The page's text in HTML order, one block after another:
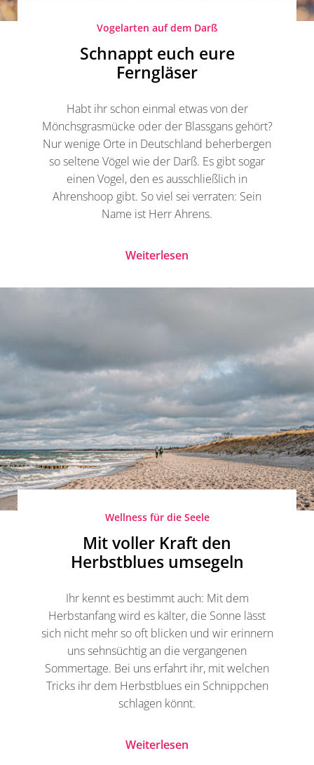
Vogelarten auf dem Darß
Schnappt euch eure
Ferngläser
Habt ihr schon einmal etwas von der
Mönchsgrasmücke oder der Blassgans gehört?
Nur wenige Orte in Deutschland beherbergen
so seltene Vögel wie der Darß. Es gibt sogar
einen Vogel, den es ausschließlich in
Ahrenshoop gibt. So viel sei verraten: Sein
Name ist Herr Ahrens.
Weiterlesen
Wellness für die Seele
Mit voller Kraft den
Herbstblues umsegeln
Ihr kennt es bestimmt auch: Mit dem
Herbstanfang wird es kälter, die Sonne lässt
sich nicht mehr so oft blicken und wir erinnern
uns sehnsüchtig an die vergangenen
Sommertage. Bei uns erfahrt ihr, mit welchen
Tricks ihr dem Herbstblues ein Schnippchen
schlagen könnt.
Weiterlesen